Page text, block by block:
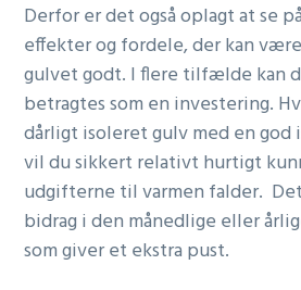
Derfor er det også oplagt at se
effekter og fordele, der kan
gulvet godt. I flere tilfælde kan
betragtes som en investering.
dårligt isoleret gulv med en god
vil du sikkert relativt hurtigt
udgifterne til varmen falder.
bidrag i den månedlige eller
som giver et ekstra pust.